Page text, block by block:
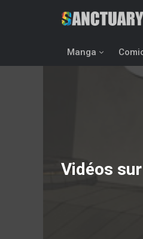
Manga
Vidéos